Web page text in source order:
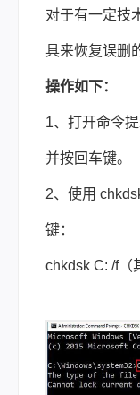
对于有一定技
具来恢复误删
操作如下：
1、打开命令
并按回车键。
2、使用
键：
chkdsk C: /f（